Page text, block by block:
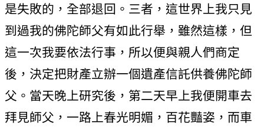
是失敗的，全部退回。三者，這世界上我只見
到過我的佛陀師父有如此行舉，雖然這樣，但
這一次我要依法行事，所以便與親人們商定
後，決定把財產立辦一個遺產信託供養佛陀師
父。當天晚上研究後，第二天早上我便開車去
拜見師父，一路上春光明媚，百花豔姿，而車